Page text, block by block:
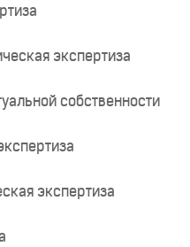
экспертиза
собственности
экспертиза